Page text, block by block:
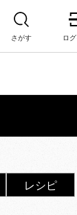
さがす ロ
レシピ